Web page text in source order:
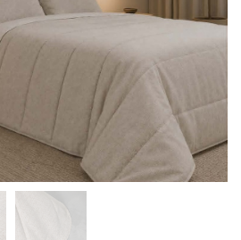
e Devoluções
e condições
de Privacidade